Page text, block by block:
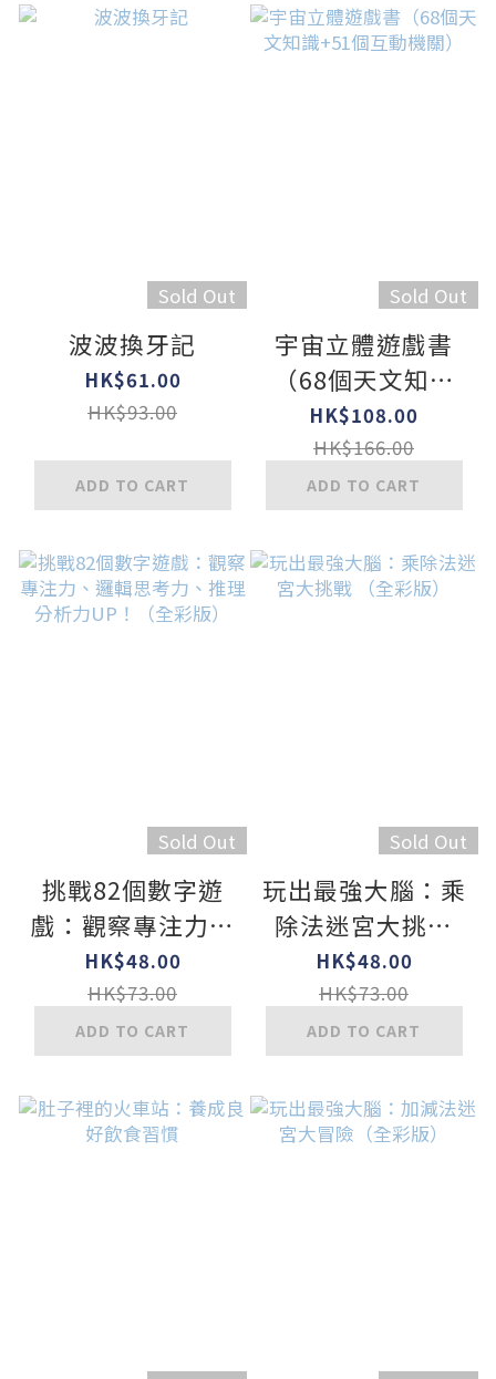
Sold Out
波波換牙記
HK$61.00
HK$93.00
ADD TO CART
Sold Out
宇宙立體遊戲書
（68個天文知識
+51個互動機關）
HK$108.00
HK$166.00
ADD TO CART
Sold Out
挑戰82個數字遊
戲：觀察專注力、
邏輯思考力、推理
分析力UP！（全
彩版）
HK$48.00
HK$73.00
ADD TO CART
Sold Out
玩出最強大腦：乘
除法迷宮大挑戰
（全彩版）
HK$48.00
HK$73.00
ADD TO CART